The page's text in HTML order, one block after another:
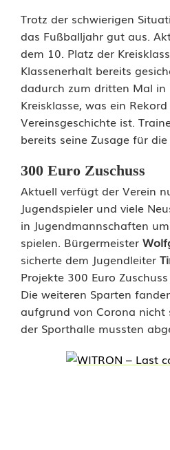
Trotz der schwierigen
das Fußballjahr gut aus.
dem 10. Platz der
Klassenerhalt bereits
dadurch zum dritten Mal in
Kreisklasse, was ein
Vereinsgeschichte ist.
bereits seine Zusage für
300 Euro Zuschuss
Aktuell verfügt der Verein
Jugendspieler und viele
in Jugendmannschaften
spielen. Bürgermeister
sicherte dem Jugendleiter
Projekte 300 Euro
Die weiteren Sparten
aufgrund von Corona nicht
der Sporthalle mussten